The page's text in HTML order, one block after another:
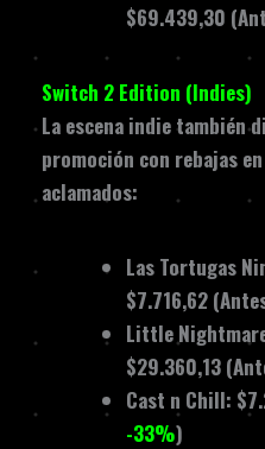
$69.439,30
Switch 2 Edition (Indies)
La escena indie también
promoción con rebajas
aclamados:
Las Tortugas
$7.716,62
Little
$29.360,13
Cast n Chill:
-33%)